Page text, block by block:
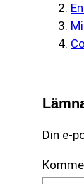
Din e-